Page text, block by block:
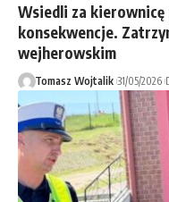
Wsiedli za
konsekwencje.
wejherowskim
Tomasz Wojtalik 31/05/2026